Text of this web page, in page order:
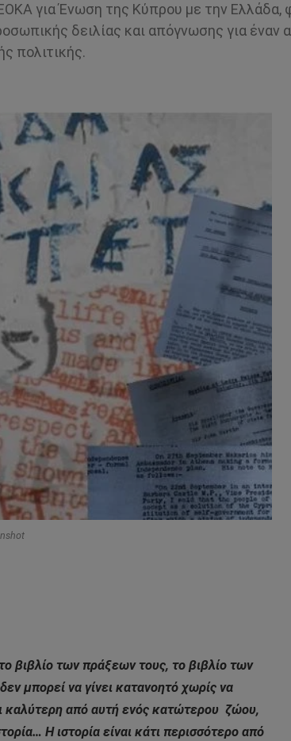
για Ένωση της Κύπρου με την Ελλάδα,
δειλίας και απόγνωσης για έναν
πολιτικής.
βιβλίο των πράξεων τους, το βιβλίο των
μπορεί να γίνει κατανοητό χωρίς να
καλύτερη από αυτή ενός κατώτερου ζώου,
Η ιστορία είναι κάτι περισσότερο από